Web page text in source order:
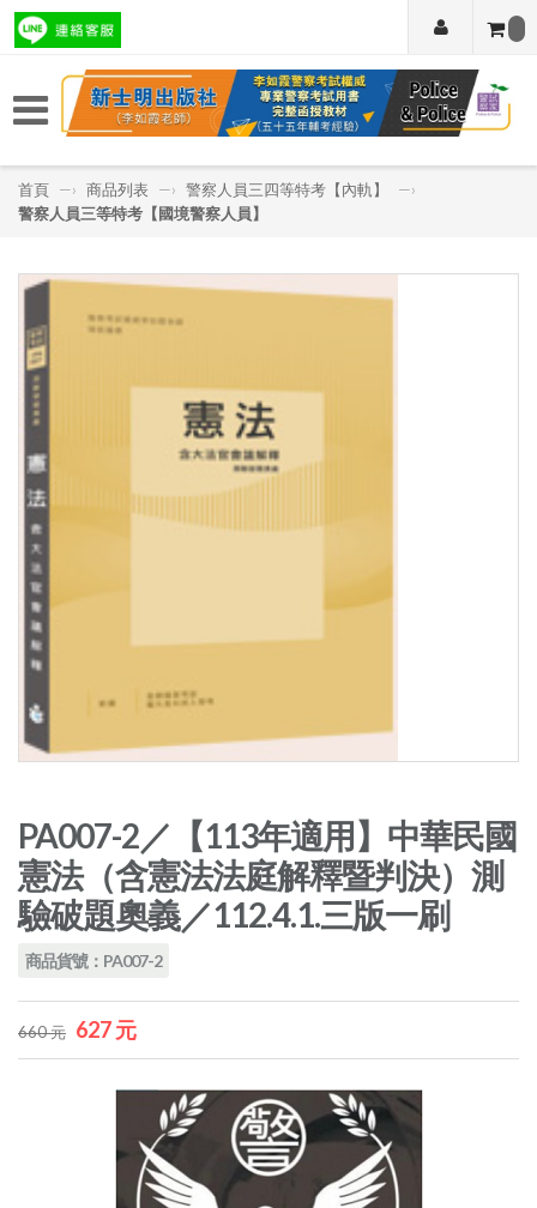
首頁 —› 商品列表 —› 警察人員三四等特考【內軌】
—›
警察人員三等特考【國境警察人員】
PA007-2／【113年適用】中華民國
憲法（含憲法法庭解釋暨判決）測
驗破題奧義／112.4.1.三版一刷
商品貨號：PA007-2
660 元 627 元